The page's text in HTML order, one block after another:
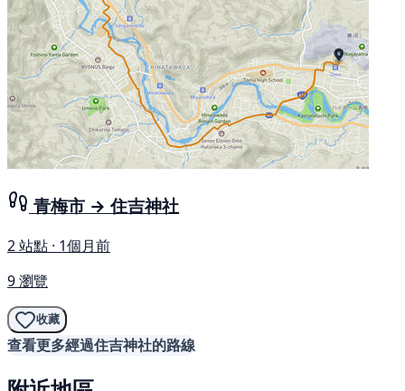
青梅市 → 住吉神社
2 站點 · 1個月前
9 瀏覽
收藏
查看更多經過住吉神社的路線